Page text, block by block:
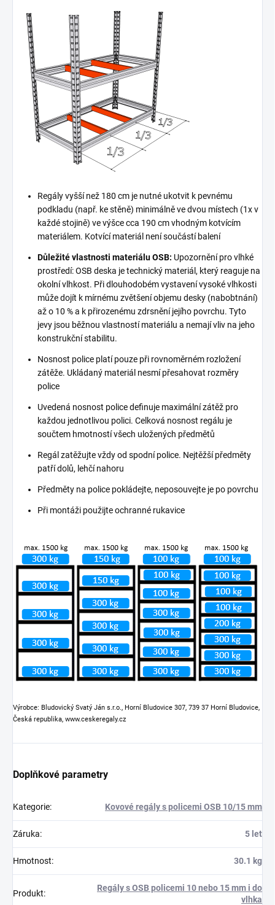
Regály vyšší než 180 cm je nutné ukotvit k pevnému
podkladu (např. ke stěně) minimálně ve dvou místech (1x v
každé stojině) ve výšce cca 190 cm vhodným kotvícím
materiálem. Kotvící materiál není součástí balení
Důležité vlastnosti materiálu OSB: Upozornění pro vlhké
prostředí: OSB deska je technický materiál, který reaguje na
okolní vlhkost. Při dlouhodobém vystavení vysoké vlhkosti
může dojít k mírnému zvětšení objemu desky (nabobtnání)
až o 10 % a k přirozenému zdrsnění jejího povrchu. Tyto
jevy jsou běžnou vlastností materiálu a nemají vliv na jeho
konstrukční stabilitu.
Nosnost police platí pouze při rovnoměrném rozložení
zátěže. Ukládaný materiál nesmí přesahovat rozměry
police
Uvedená nosnost police definuje maximální zátěž pro
každou jednotlivou polici. Celková nosnost regálu je
součtem hmotností všech uložených předmětů
Regál zatěžujte vždy od spodní police. Nejtěžší předměty
patří dolů, lehčí nahoru
Předměty na police pokládejte, neposouvejte je po povrchu
Při montáži použijte ochranné rukavice
Výrobce: Bludovický Svatý Ján s.r.o., Horní Bludovice 307, 739 37 Horní Bludovice,
Česká republika, www.ceskeregaly.cz
Doplňkové parametry
Kategorie: Kovové regály s policemi OSB 10/15 mm
Záruka: 5 let
Hmotnost: 30.1 kg
Produkt:
Regály s OSB policemi 10 nebo 15 mm i do
vlhka